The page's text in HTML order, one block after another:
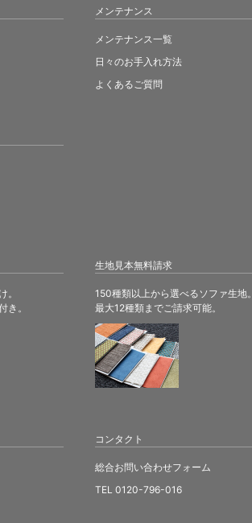
。
き。
生地見本無料請求
150種類以上から選べるソファ生地。
最大12種類までご請求可能。
メンテナンス
メンテナンス一覧
日々のお手入れ方法
よくあるご質問
コンタクト
総合お問い合わせフォーム
TEL 0120-796-016